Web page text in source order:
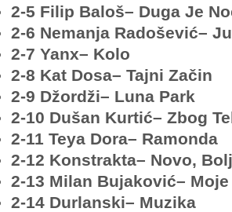
2-5 Filip Baloš– Duga Je
2-6 Nemanja Radošević–
2-7 Yanx– Kolo
2-8 Kat Dosa– Tajni Začin
2-9 Džordži– Luna Park
2-10 Dušan Kurtić– Zbog
2-11 Teya Dora– Ramonda
2-12 Konstrakta– Novo,
2-13 Milan Bujaković–
2-14 Durlanski– Muzika